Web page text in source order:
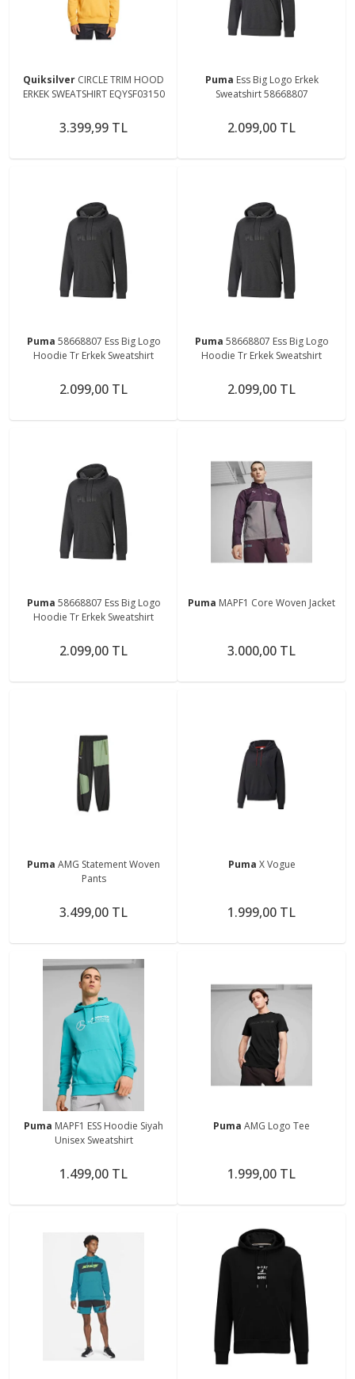
Quiksilver CIRCLE TRIM HOOD
ERKEK SWEATSHIRT EQYSF03150
3.399,99 TL
Puma Ess Big Logo Erkek
Sweatshirt 58668807
2.099,00 TL
Puma 58668807 Ess Big Logo
Hoodie Tr Erkek Sweatshirt
2.099,00 TL
Puma 58668807 Ess Big Logo
Hoodie Tr Erkek Sweatshirt
2.099,00 TL
Puma 58668807 Ess Big Logo
Hoodie Tr Erkek Sweatshirt
2.099,00 TL
Puma MAPF1 Core Woven Jacket
3.000,00 TL
Puma AMG Statement Woven
Pants
3.499,00 TL
Puma X Vogue
1.999,00 TL
Puma MAPF1 ESS Hoodie Siyah
Unisex Sweatshirt
1.499,00 TL
Puma AMG Logo Tee
1.999,00 TL